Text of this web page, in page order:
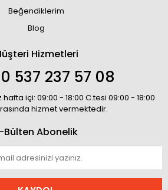
Beğendiklerim
Blog
Hizmetleri
537 237 57 08
içi: 09:00 - 18:00 C.tesi 09:00 - 18:00
hizmet vermektedir.
Bülten Abonelik